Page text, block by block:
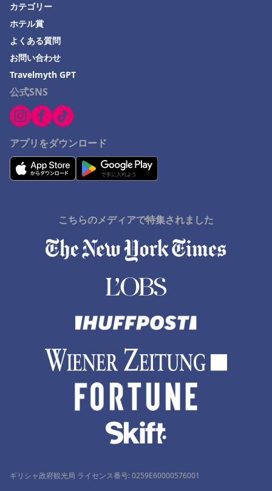
愛知県でのホテル
ドバイでのホテル
一宮市でのホテル
公式SNS
アプリをダウンロード
カテゴリー
ホテル賞
よくある質問
お問い合わせ
Travelmyth GPT
こちらのメディアで特集されました
ギリシャ政府観光局 ライセンス番号: 0259Ε60000576001